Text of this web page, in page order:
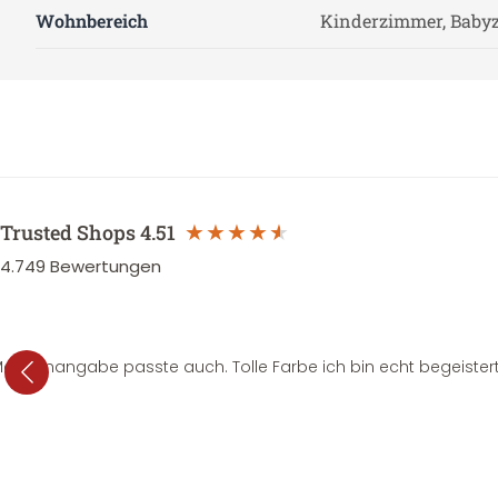
Wohnbereich Kinderzimmer,
Trusted Shops4.51
4.749 Bewertungen
passte auch. Tolle Farbe ich bin echt